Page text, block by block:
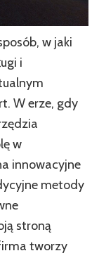
w jaki
i
W erze, gdy
w
innowacyjne
metody
stroną
tworzy